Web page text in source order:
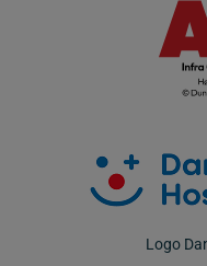
Logo